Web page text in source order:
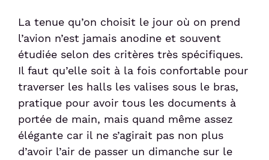
La tenue qu’on choisit le jour où on prend
l’avion n’est jamais anodine et souvent
étudiée selon des critères très spécifiques.
Il faut qu’elle soit à la fois confortable pour
traverser les halls les valises sous le bras,
pratique pour avoir tous les documents à
portée de main, mais quand même assez
élégante car il ne s’agirait pas non plus
d’avoir l’air de passer un dimanche sur le